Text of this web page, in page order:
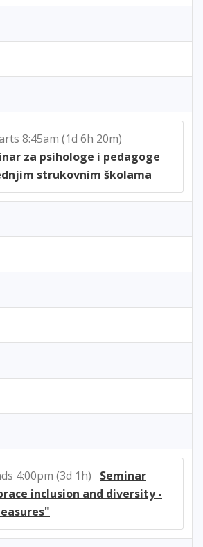
8:45am (1d 6h 20m)
za psihologe i pedagoge
strukovnim školama
4:00pm (3d 1h) Seminar
inclusion and diversity -